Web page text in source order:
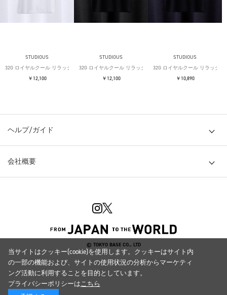
STUDIOUS
32G ロイヤルクール リラックスTシャツ
￥12,100
STUDIOUS
32G ロイヤルクール リラックスTシャツ
￥12,100
STUDIOUS
32G ロイヤルクール リラックス
￥10,890
ヘルプ/ガイド
会社概要
© TOKYO BASE CO., LTD
当サイトはクッキー(cookie)を使用します。クッキーはサイト内
の一部の機能および、サイトの使用状況の分析からマーケティ
ング活動に利用することを目的としています。
プライバシーポリシーはこちら